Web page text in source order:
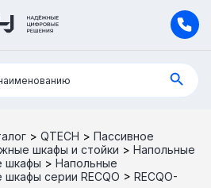
> QTECH > Пассивное
шкафы и стойки > Напольные
шкафы > Напольные
серии RECQO > RECQO-